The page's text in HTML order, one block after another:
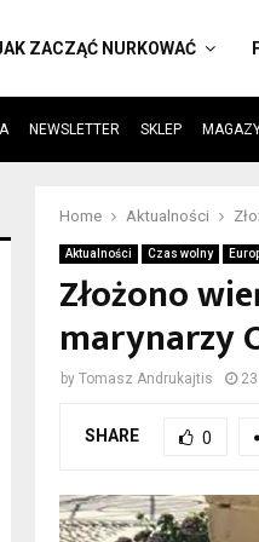
ZACZĄĆ NURKOWAĆ
NEWSLETTER SKLEP
Home Aktualności
Aktualności Czas wolny
Złożono
marynarzy
byTomasz Andrukajtis
SHARE 0